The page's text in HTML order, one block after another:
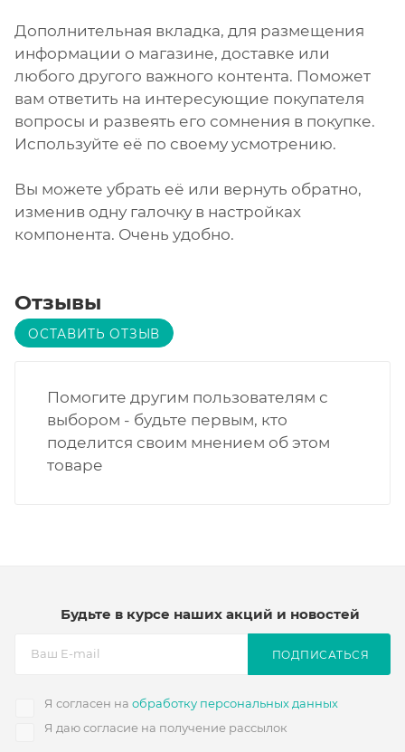
Дополнительная вкладка, для размещения
информации о магазине, доставке или
любого другого важного контента. Поможет
вам ответить на интересующие покупателя
вопросы и развеять его сомнения в покупке.
Используйте её по своему усмотрению.
Вы можете убрать её или вернуть обратно,
изменив одну галочку в настройках
компонента. Очень удобно.
Отзывы
ОСТАВИТЬ ОТЗЫВ
Помогите другим пользователям с
выбором - будьте первым, кто
поделится своим мнением об этом
товаре
Будьте в курсе наших акций и новостей
Я согласен на обработку персональных данных
Я даю согласие на получение рассылок
ПОДПИСАТЬСЯ